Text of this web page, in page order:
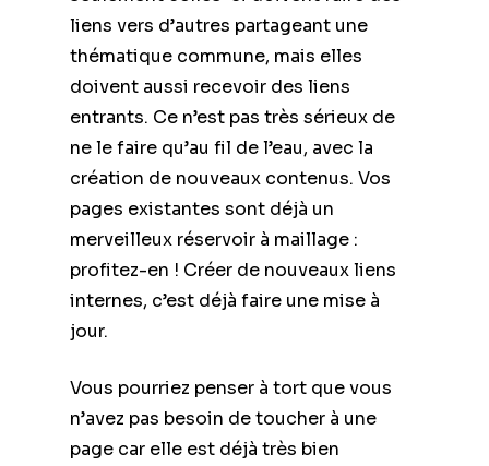
liens vers d’autres partageant une
thématique commune, mais elles
doivent aussi recevoir des liens
entrants. Ce n’est pas très sérieux de
ne le faire qu’au fil de l’eau, avec la
création de nouveaux contenus. Vos
pages existantes sont déjà un
merveilleux réservoir à maillage :
profitez-en ! Créer de nouveaux liens
internes, c’est déjà faire une mise à
jour.
Vous pourriez penser à tort que vous
n’avez pas besoin de toucher à une
page car elle est déjà très bien